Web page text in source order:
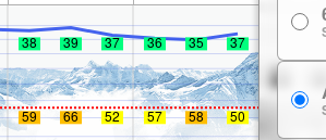
38 39 37 36 35 37
59 66 52 57 58 50